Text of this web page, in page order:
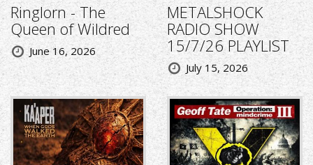
Ringlorn - The
Queen of Wildred
June 16, 2026
METALSHOCK
RADIO SHOW
15/7/26 PLAYLIST
July 15, 2026